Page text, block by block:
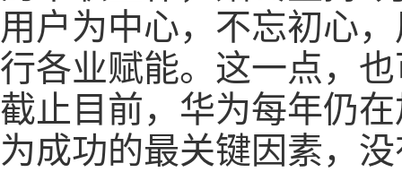
用户为中心，不忘初心
行各业赋能。这一点，
截止目前，华为每年仍
为成功的最关键因素，